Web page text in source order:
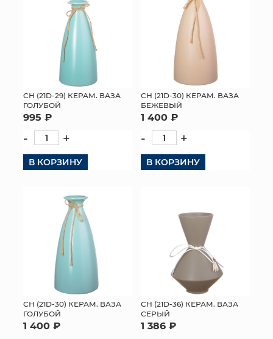
СН (21D-29) КЕРАМ. ВАЗА
ГОЛУБОЙ
995 ₽
- +
В КОРЗИНУ
СН (21D-30) КЕРАМ. ВАЗА
БЕЖЕВЫЙ
1 400 ₽
- +
В КОРЗИНУ
СН (21D-30) КЕРАМ. ВАЗА
ГОЛУБОЙ
1 400 ₽
СН (21D-36) КЕРАМ. ВАЗА
СЕРЫЙ
1 386 ₽